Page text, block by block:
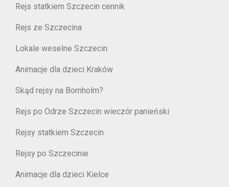
Rejs statkiem Szczecin cennik
Rejs ze Szczecina
Lokale weselne Szczecin
Animacje dla dzieci Kraków
Skąd rejsy na Bornholm?
Rejs po Odrze Szczecin wieczór panieński
Rejsy statkiem Szczecin
Rejsy po Szczecinie
Animacje dla dzieci Kielce